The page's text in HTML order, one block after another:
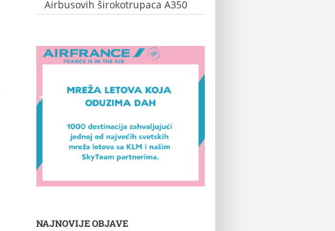
Airbusovih širokotrupaca A350
NAJNOVIJE OBJAVE